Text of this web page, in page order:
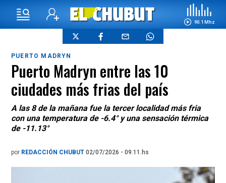
90.1 Mhz
PUERTO MADRYN
Puerto Madryn entre las 10
ciudades más frias del país
A las 8 de la mañana fue la tercer localidad más fria
con una temperatura de -6.4° y una sensación térmica
de -11.13°
por REDACCIÓN CHUBUT 02/07/2026 - 09.11.hs